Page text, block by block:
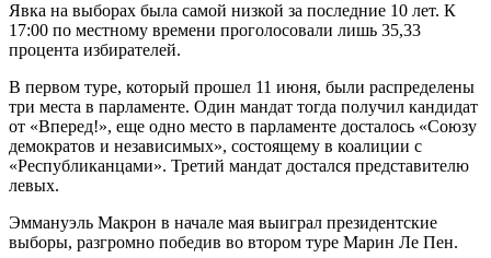
Явка на выборах была самой низкой за последние 10 лет. К
17:00 по местному времени проголосовали лишь 35,33
процента избирателей.
В первом туре, который прошел 11 июня, были распределены
три места в парламенте. Один мандат тогда получил кандидат
от «Вперед!», еще одно место в парламенте досталось «Союзу
демократов и независимых», состоящему в коалиции с
«Республиканцами». Третий мандат достался представителю
левых.
Эммануэль Макрон в начале мая выиграл президентские
выборы, разгромно победив во втором туре Марин Ле Пен.